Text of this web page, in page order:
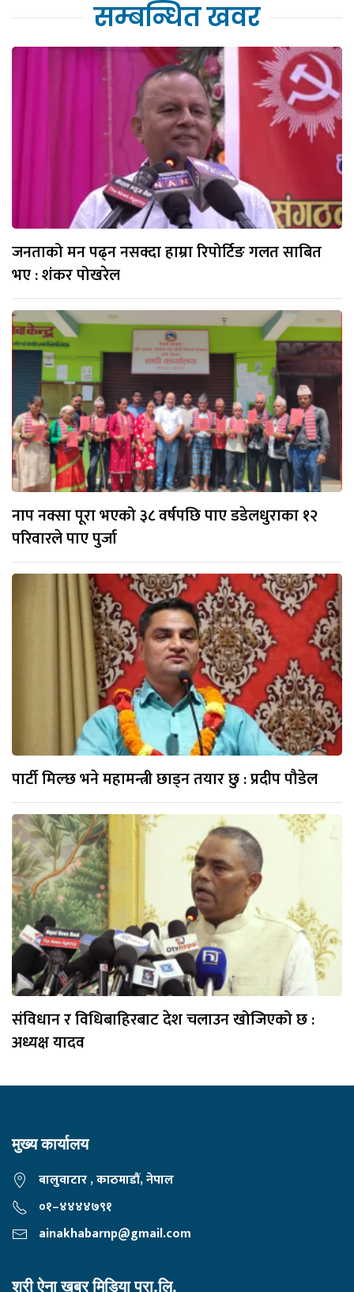
सम्बन्धित खवर
जनताको मन पढ्न नसक्दा हाम्रा रिपोर्टिङ गलत साबित
भए : शंकर पोखरेल
नाप नक्सा पूरा भएको ३८ वर्षपछि पाए डडेलधुराका १२
परिवारले पाए पुर्जा
पार्टी मिल्छ भने महामन्त्री छाड्न तयार छु : प्रदीप पौडेल
संविधान र विधिबाहिरबाट देश चलाउन खोजिएको छ :
अध्यक्ष यादव
मुख्य कार्यालय
बालुवाटार , काठमाडौं, नेपाल
०१–४४४४७९१
ainakhabarnp@gmail.com
श्री ऐना खबर मिडिया प्रा.लि.